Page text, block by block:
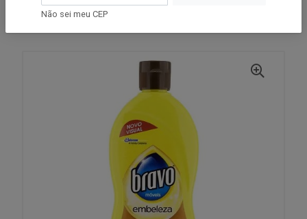
INÍCIO
SC JOHNSON
Não sei meu CEP